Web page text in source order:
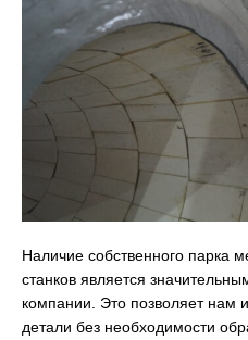
Наличие собственного парка
станков является
компании. Это позволяет нам
детали без необходимости